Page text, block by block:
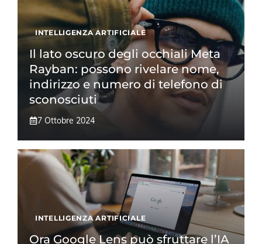
INTELLIGENZA ARTIFICIALE
Il lato oscuro degli occhiali Meta
Rayban: possono rivelare nome,
indirizzo e numero di telefono di
sconosciuti
7 Ottobre 2024
INTELLIGENZA ARTIFICIALE
Ora Google Lens può sfruttare l’IA